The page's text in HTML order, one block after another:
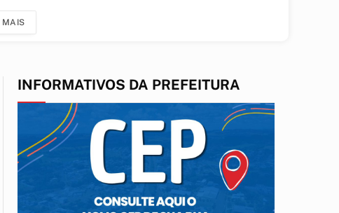
MAIS
INFORMATIVOS DA PREFEITURA